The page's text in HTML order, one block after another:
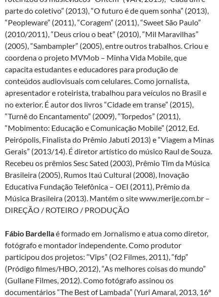
parte do coletivo” (2013), “O futuro é de quem sonha” (2013),
“Peopleware” (2011), “Coragem” (2011), “Sweet São Paulo”
(2010/2011), “Deus criou o beat” (2010), “Mil Maravilhas”
(2005), “Sambampler” (2005), entre outros trabalhos. Criou e
coordena o projeto MVMob – Minha Vida Mobile, que
capacita estudantes e educadores para produção de
conteúdos audiovisuais com celulares. Como jornalista,
apresentador e roteirista, trabalhou para veículos no Brasil e
no exterior. É autor dos livros “Cidade em transe” (2015),
“Turnê do Encantamento” (2009), “Torpedos” (2011),
“Mobimento: Educação e Comunicação Mobile” (2012, Ed.
Peirópolis, Finalista do Prêmio Jabuti 2013) e “Viagem a Minas
Gerais” (2013/14). É diretor artístico do músico Raul de Souza.
Recebeu os prêmios Sesc Sated (2003), Prêmio Tim da Música
Brasileira (2005), Rumos Itaú Cultural (2008), Inovação
Educativa Fundação Telefônica – OEI (2011), Prêmio da
Música Brasileira (2013)­­­­. Mantém o site www.merije.com.br –
DIREÇÃO / ROTEIRO / PRODUÇÃO
Fábio Bardellaé formado em Jornalismo e atua como diretor,
fotógrafo e montador independente. Como produtor
participou dos projetos: “Vips” (O2 Filmes, 2011), “fdp”
(Pródigo filmes/HBO, 2012), “As melhores coisas do mundo”
(Gullane Filmes, 2012). Como fotógrafo assinou os
documentários “The Best of Lambada” (Yuri Amaral, 2013, 16º